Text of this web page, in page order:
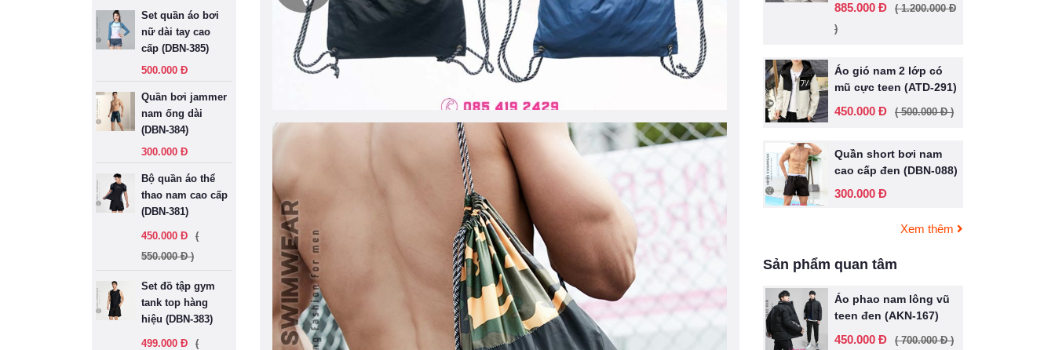
Set quần áo bơi
nữ dài tay cao
cấp (DBN-385)
500.000 Đ
Quần bơi jammer
nam ống dài
(DBN-384)
300.000 Đ
Bộ quần áo thể
thao nam cao cấp
(DBN-381)
450.000 Đ
(
550.000 Đ )
Set đồ tập gym
tank top hàng
hiệu (DBN-383)
499.000 Đ
(
885.000 Đ
( 1.200.000 Đ
)
Áo gió nam 2 lớp có
mũ cực teen (ATD-291)
450.000 Đ ( 500.000 Đ )
Quần short bơi nam
cao cấp đen (DBN-088)
300.000 Đ
Xem thêm
Sản phẩm quan tâm
Áo phao nam lông vũ
teen đen (AKN-167)
450.000 Đ ( 700.000 Đ )